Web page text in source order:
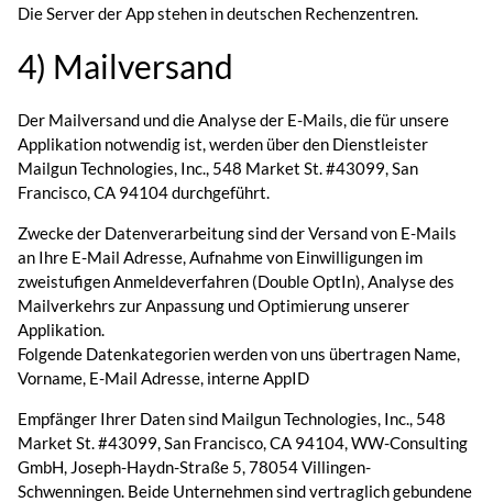
Die Server der App stehen in deutschen Rechenzentren.
4) Mailversand
Der Mailversand und die Analyse der E-Mails, die für unsere
Applikation notwendig ist, werden über den Dienstleister
Mailgun Technologies, Inc., 548 Market St. #43099, San
Francisco, CA 94104 durchgeführt.
Zwecke der Datenverarbeitung sind der Versand von E-Mails
an Ihre E-Mail Adresse, Aufnahme von Einwilligungen im
zweistufigen Anmeldeverfahren (Double OptIn), Analyse des
Mailverkehrs zur Anpassung und Optimierung unserer
Applikation.
Folgende Datenkategorien werden von uns übertragen Name,
Vorname, E-Mail Adresse, interne AppID
Empfänger Ihrer Daten sind Mailgun Technologies, Inc., 548
Market St. #43099, San Francisco, CA 94104, WW-Consulting
GmbH, Joseph-Haydn-Straße 5, 78054 Villingen-
Schwenningen. Beide Unternehmen sind vertraglich gebundene